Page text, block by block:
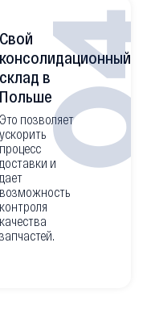
Свой
консолидационный
склад в
Польше
Это позволяет
ускорить
процесс
доставки и
дает
возможность
контроля
качества
запчастей.